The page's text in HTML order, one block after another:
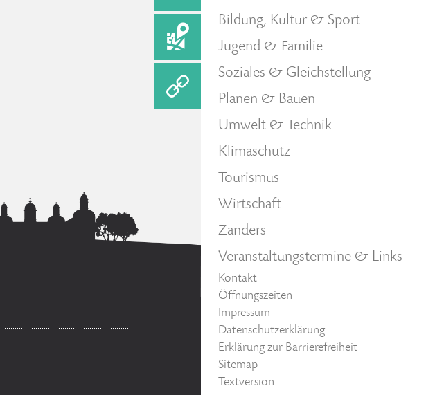
Bildung, Kultur & Sport
Jugend & Familie
Soziales & Gleichstellung
Planen & Bauen
Umwelt & Technik
Klimaschutz
Tourismus
Wirtschaft
Zanders
Veranstaltungstermine & Links
Kontakt
Öffnungszeiten
Impressum
Datenschutzerklärung
Erklärung zur Barrierefreiheit
Sitemap
Textversion